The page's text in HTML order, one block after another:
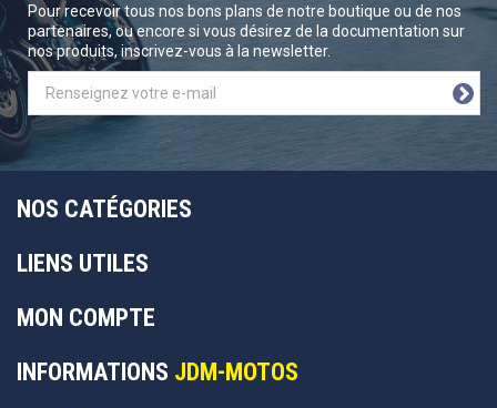
Pour recevoir tous nos bons plans de notre boutique ou de nos
partenaires, ou encore si vous désirez de la documentation sur
nos produits, inscrivez-vous à la newsletter.
NOS CATÉGORIES
LIENS UTILES
MON COMPTE
INFORMATIONS JDM-MOTOS